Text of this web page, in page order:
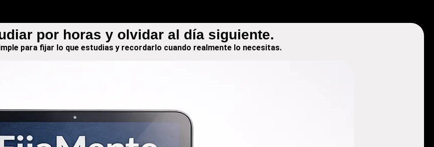
por horas y olvidar al día siguiente.
para fijar lo que estudias y recordarlo cuando realmente lo necesitas.